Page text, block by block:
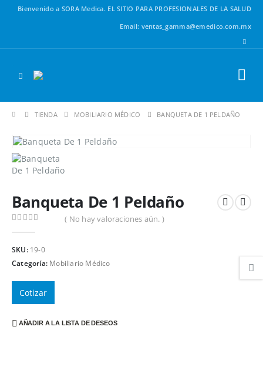
Bienvenido a SORA Medica. EL SITIO PARA PROFESIONALES DE LA SALUD
Email: ventas_gamma@emedico.com.mx
TIENDA MOBILIARIO MÉDICO BANQUETA DE 1 PELDAÑO
Banqueta De 1 Peldaño
( No hay valoraciones aún. )
SKU: 19-0
Categoría: Mobiliario Médico
Cotizar
AÑADIR A LA LISTA DE DESEOS